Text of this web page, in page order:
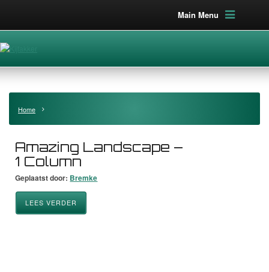
Main Menu
Home
Amazing Landscape –
1 Column
Geplaatst door: Bremke
LEES VERDER